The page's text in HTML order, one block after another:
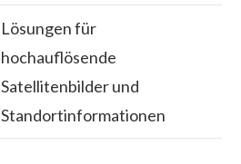
Lösungen für
hochauflösende
Satellitenbilder und
Standortinformationen